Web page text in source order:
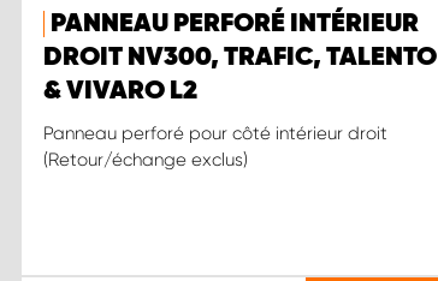
PANNEAU PERFORÉ INTÉRIEUR
DROIT NV300, TRAFIC, TALENTO
& VIVARO L2
Panneau perforé pour côté intérieur droit
(Retour/échange exclus)